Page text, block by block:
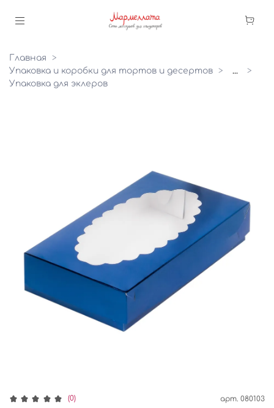
Главная
Упаковка и коробки для тортов и десертов
...
Упаковка для эклеров
(0) арт. 080103